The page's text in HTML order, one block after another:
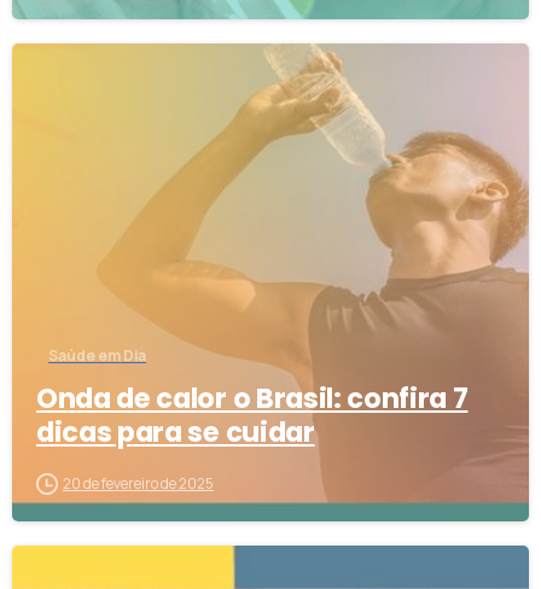
Saúde em Dia
Onda de calor o Brasil: confira 7
dicas para se cuidar
20 de fevereiro de 2025